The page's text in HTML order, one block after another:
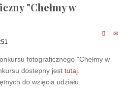
"Chełmy w
fotograficznego "Chełmy w
dostepny jesttutaj.
do wzięcia udziału.